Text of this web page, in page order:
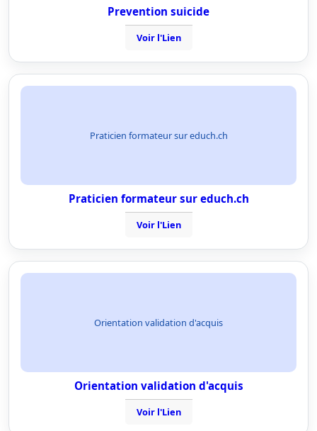
Prevention suicide
Voir l'Lien
Praticien formateur sur educh.ch
Praticien formateur sur educh.ch
Voir l'Lien
Orientation validation d'acquis
Orientation validation d'acquis
Voir l'Lien